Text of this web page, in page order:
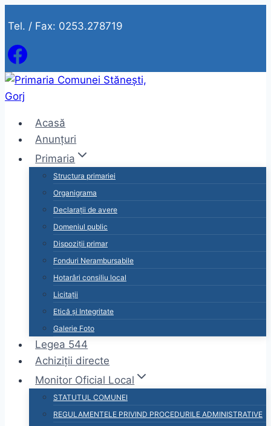
to
content
Tel. / Fax: 0253.278719
Acasă
Anunțuri
Primaria
Structura primariei
Organigrama
Declarații de avere
Domeniul public
Dispoziții primar
Fonduri Nerambursabile
Hotarâri consiliu local
Licitații
Etică și Integritate
Galerie Foto
Legea 544
Achiziții directe
Monitor Oficial Local
STATUTUL COMUNEI
REGULAMENTELE PRIVIND PROCEDURILE ADMINISTRATIVE